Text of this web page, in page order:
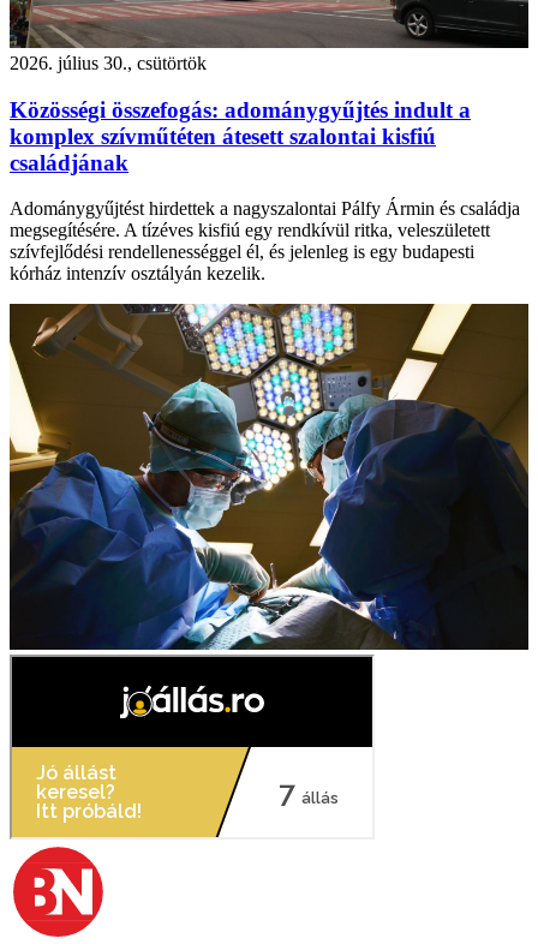
2026. július 30., csütörtök
Közösségi összefogás: adománygyűjtés indult a
komplex szívműtéten átesett szalontai kisfiú
családjának
Adománygyűjtést hirdettek a nagyszalontai Pálfy Ármin és családja
megsegítésére. A tízéves kisfiú egy rendkívül ritka, veleszületett
szívfejlődési rendellenességgel él, és jelenleg is egy budapesti
kórház intenzív osztályán kezelik.